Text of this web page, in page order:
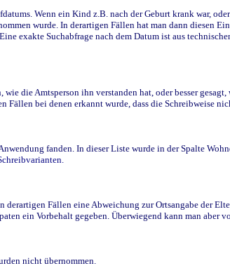
Wenn ein Kind z.B. nach der Geburt krank war,
wurde. In derartigen Fällen hat man dann diesen
exakte Suchabfrage nach dem Datum ist aus
die Amtsperson ihn verstanden hat, oder besser
bei denen erkannt wurde, dass die Schreibweise
fanden. In dieser Liste wurde in der Spalte
Fällen eine Abweichung zur Ortsangabe der
ein Vorbehalt gegeben. Überwiegend kann man aber
nicht übernommen.